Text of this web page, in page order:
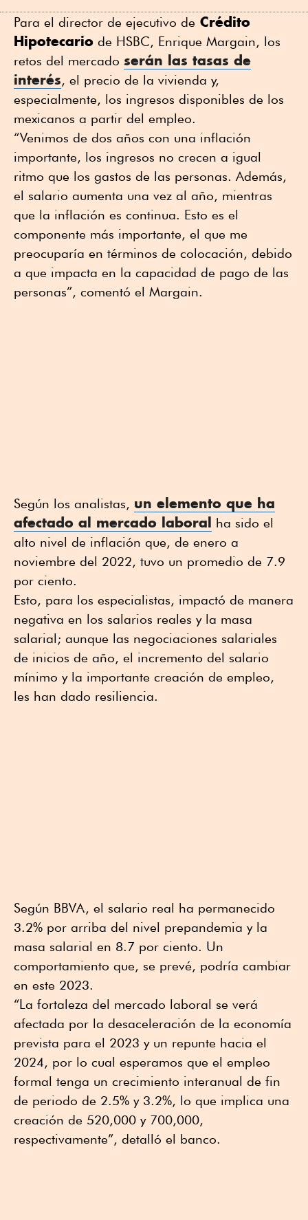
Para el director de ejecutivo de Crédito
Hipotecario de HSBC, Enrique Margain, los
retos del mercado serán las tasas de
interés, el precio de la vivienda y,
especialmente, los ingresos disponibles de los
mexicanos a partir del empleo.
“Venimos de dos años con una inflación
importante, los ingresos no crecen a igual
ritmo que los gastos de las personas. Además,
el salario aumenta una vez al año, mientras
que la inflación es continua. Esto es el
componente más importante, el que me
preocuparía en términos de colocación, debido
a que impacta en la capacidad de pago de las
personas”, comentó el Margain.
Según los analistas, un elemento que ha
afectado al mercado laboral ha sido el
alto nivel de inflación que, de enero a
noviembre del 2022, tuvo un promedio de 7.9
por ciento.
Esto, para los especialistas, impactó de manera
negativa en los salarios reales y la masa
salarial; aunque las negociaciones salariales
de inicios de año, el incremento del salario
mínimo y la importante creación de empleo,
les han dado resiliencia.
Según BBVA, el salario real ha permanecido
3.2% por arriba del nivel prepandemia y la
masa salarial en 8.7 por ciento. Un
comportamiento que, se prevé, podría cambiar
en este 2023.
“La fortaleza del mercado laboral se verá
afectada por la desaceleración de la economía
prevista para el 2023 y un repunte hacia el
2024, por lo cual esperamos que el empleo
formal tenga un crecimiento interanual de fin
de periodo de 2.5% y 3.2%, lo que implica una
creación de 520,000 y 700,000,
respectivamente”, detalló el banco.